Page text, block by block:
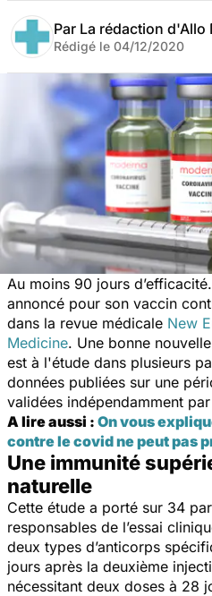
Par La rédaction d'Allo
Rédigé le 04/12/2020
Au moins 90 jours
annoncé pour son vaccin
dans la revue médicale New
Medicine. Une bonne
est à l'étude dans plusieurs
données publiées sur une
validées indépendamment
A lire aussi : On vous
contre le covid ne peut pas
Une immunité
naturelle
Cette étude a porté sur 34
responsables de l’essai
deux types d’anticorps
jours après la deuxième
nécessitant deux doses à 28